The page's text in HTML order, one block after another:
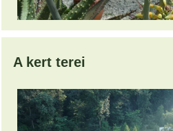
A kert terei